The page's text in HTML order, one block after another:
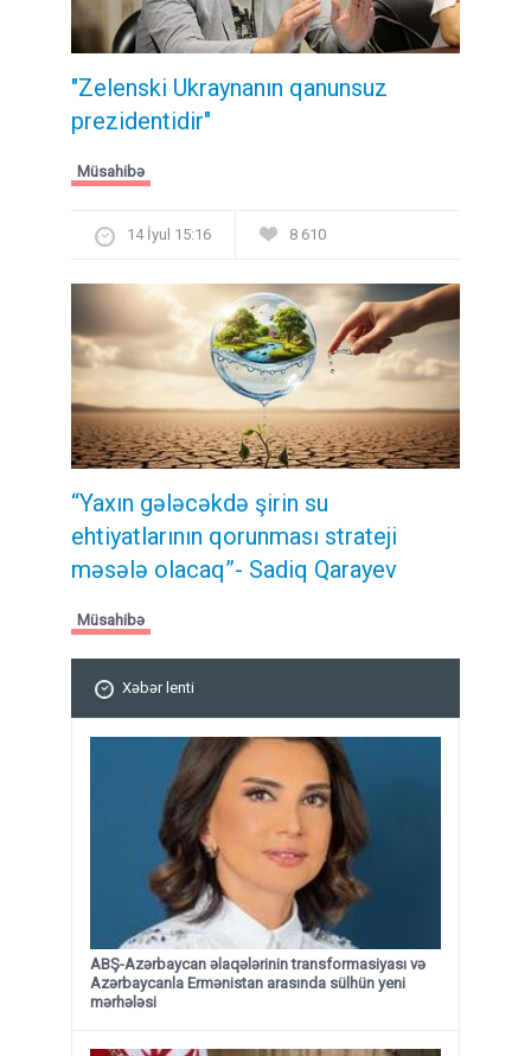
"Zelenski Ukraynanın qanunsuz
prezidentidir"
Müsahibə
14 İyul 15:16 8 610
“Yaxın gələcəkdə şirin su
ehtiyatlarının qorunması strateji
məsələ olacaq”- Sadiq Qarayev
Müsahibə
Xəbər lenti
ABŞ-Azərbaycan əlaqələrinin transformasiyası və
Azərbaycanla Ermənistan arasında sülhün yeni
mərhələsi